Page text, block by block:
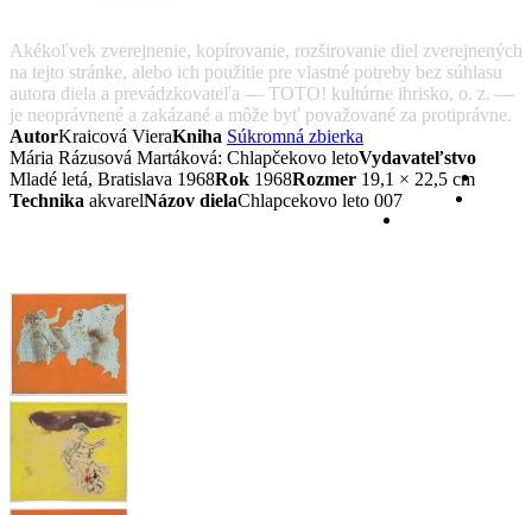
Akékoľvek zverejnenie, kopírovanie, rozširovanie diel zverejnených
na tejto stránke, alebo ich použitie pre vlastné potreby bez súhlasu
autora diela a prevádzkovateľa — TOTO! kultúrne ihrisko, o. z. —
je neoprávnené a zakázané a môže byť považované za protiprávne.
AutorKraicová VieraKniha
Mária Rázusová Martáková: Chlapčekovo letoVydavateľstvo
Mladé letá, Bratislava 1968Rok 1968Rozmer 19,1 × 22,5 cm
Technika akvarelNázov dielaChlapcekovo leto 007
Súkromná zbierka